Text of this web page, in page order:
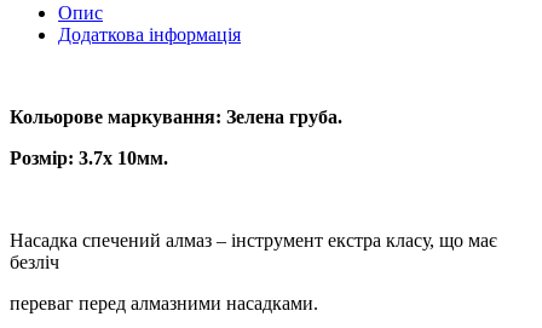
Опис
Додаткова інформація
Кольорове маркування: Зелена груба.
Розмір: 3.7х 10мм.
Насадка спечений алмаз – інструмент екстра класу, що має
безліч
переваг перед алмазними насадками.